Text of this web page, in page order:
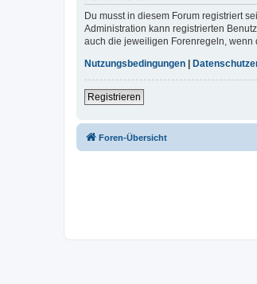
Du musst in diesem Forum registriert
Administration kann registrierten
auch die jeweiligen Forenregeln, wenn
Nutzungsbedingungen |
Registrieren
Foren-Übersicht